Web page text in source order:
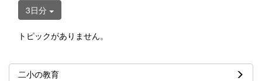
3日分
トピックがありません。
二小の教育